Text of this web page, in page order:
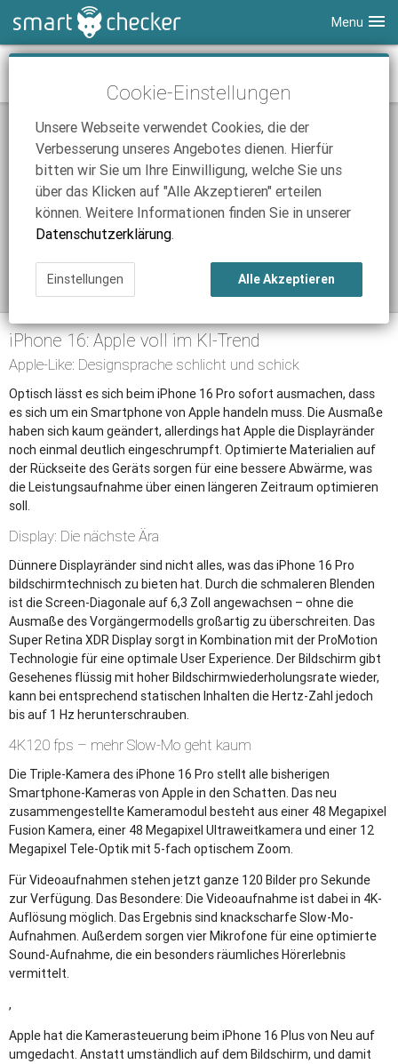
Menu
Smartphone Vergleich
Anbieter
iPhone Tarifvergleich
News
Ratgeber
Tarifvergleich
Tablet Vergleich
Surfsticks
iPad Tarifvergleich
News
Tarifvergleich
Internetanbieter
DSL Tarife
News
SmartChecker TV
iPhone 16: Apple voll im KI-Trend
Apple-Like: Designsprache schlicht und schick
Optisch lässt es sich beim iPhone 16 Pro sofort ausmachen, dass
es sich um ein Smartphone von Apple handeln muss. Die Ausmaße
haben sich kaum geändert, allerdings hat Apple die Displayränder
noch einmal deutlich eingeschrumpft. Optimierte Materialien auf
der Rückseite des Geräts sorgen für eine bessere Abwärme, was
die Leistungsaufnahme über einen längeren Zeitraum optimieren
soll.
Display: Die nächste Ära
Dünnere Displayränder sind nicht alles, was das iPhone 16 Pro
bildschirmtechnisch zu bieten hat. Durch die schmaleren Blenden
ist die Screen-Diagonale auf 6,3 Zoll angewachsen – ohne die
Ausmaße des Vorgängermodells großartig zu überschreiten. Das
Super Retina XDR Display sorgt in Kombination mit der ProMotion
Technologie für eine optimale User Experience. Der Bildschirm gibt
Gesehenes flüssig mit hoher Bildschirmwiederholungsrate wieder,
kann bei entsprechend statischen Inhalten die Hertz-Zahl jedoch
bis auf 1 Hz herunterschrauben.
4K120 fps – mehr Slow-Mo geht kaum
Die Triple-Kamera des iPhone 16 Pro stellt alle bisherigen
Smartphone-Kameras von Apple in den Schatten. Das neu
zusammengestellte Kameramodul besteht aus einer 48 Megapixel
Fusion Kamera, einer 48 Megapixel Ultraweitkamera und einer 12
Megapixel Tele-Optik mit 5-fach optischem Zoom.
Für Videoaufnahmen stehen jetzt ganze 120 Bilder pro Sekunde
zur Verfügung. Das Besondere: Die Videoaufnahme ist dabei in 4K-
Auflösung möglich. Das Ergebnis sind knackscharfe Slow-Mo-
Aufnahmen. Außerdem sorgen vier Mikrofone für eine optimierte
Sound-Aufnahme, die ein besonders räumliches Hörerlebnis
vermittelt.
,
Apple hat die Kamerasteuerung beim iPhone 16 Plus von Neu auf
umgedacht. Anstatt umständlich auf dem Bildschirm, und damit
Cookie-Einstellungen
Unsere Webseite verwendet Cookies, die der
Verbesserung unseres Angebotes dienen. Hierfür
bitten wir Sie um Ihre Einwilligung, welche Sie uns
über das Klicken auf "Alle Akzeptieren" erteilen
können. Weitere Informationen finden Sie in unserer
Datenschutzerklärung.
Einstellungen Alle Akzeptieren